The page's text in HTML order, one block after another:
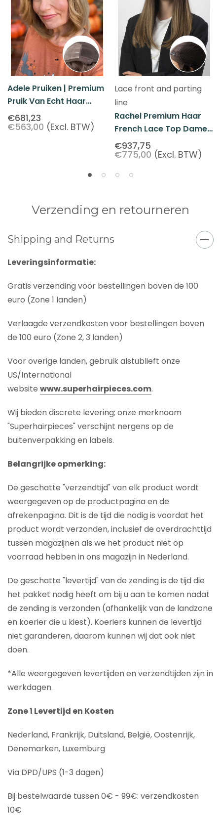
Adele Pruiken | Premium
Pruik Van Echt Haar
Voor Dames
€681,23
€563,00 (Excl. BTW)
Lace front and parting
line
Rachel Premium Haar
French Lace Top Dames
Pruik
€937,75
€775,00 (Excl. BTW)
Verzending en retourneren
Shipping and Returns
Leveringsinformatie:
Gratis verzending voor bestellingen boven de 100
euro (Zone 1 landen)
Verlaagde verzendkosten voor bestellingen boven
de 100 euro (Zone 2, 3 landen)
Voor overige landen, gebruik alstublieft onze
US/International
website www.superhairpieces.com.
Wij bieden discrete levering; onze merknaam
"Superhairpieces" verschijnt nergens op de
buitenverpakking en labels.
Belangrijke opmerking:
De geschatte "verzendtijd" van elk product wordt
weergegeven op de productpagina en de
afrekenpagina. Dit is de tijd die nodig is voordat het
product wordt verzonden, inclusief de overdrachttijd
tussen magazijnen als we het product niet op
voorraad hebben in ons magazijn in Nederland.
De geschatte "levertijd" van de zending is de tijd die
het pakket nodig heeft om bij u aan te komen nadat
de zending is verzonden (afhankelijk van de landzone
en koerier die u kiest). Koeriers kunnen de levertijd
niet garanderen, daarom kunnen wij dat ook niet
doen.
*Alle weergegeven levertijden en verzendtijden zijn in
werkdagen.
Zone 1 Levertijd en Kosten
Nederland, Frankrijk, Duitsland, België, Oostenrijk,
Denemarken, Luxemburg
Via DPD/UPS (1-3 dagen)
Bij bestelwaarde tussen 0€ - 99€: verzendkosten
10€